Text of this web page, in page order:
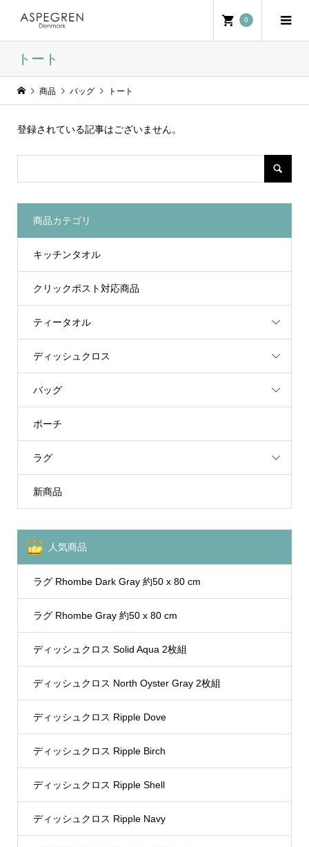
0
トート
商品 バッグ トート
登録されている記事はございません。
商品カテゴリ
キッチンタオル
クリックポスト対応商品
ティータオル
ディッシュクロス
バッグ
ポーチ
ラグ
新商品
人気商品
ラグ Rhombe Dark Gray 約50 x 80 cm
ラグ Rhombe Gray 約50 x 80 cm
ディッシュクロス Solid Aqua 2枚組
ディッシュクロス North Oyster Gray 2枚組
ディッシュクロス Ripple Dove
ディッシュクロス Ripple Birch
ディッシュクロス Ripple Shell
ディッシュクロス Ripple Navy